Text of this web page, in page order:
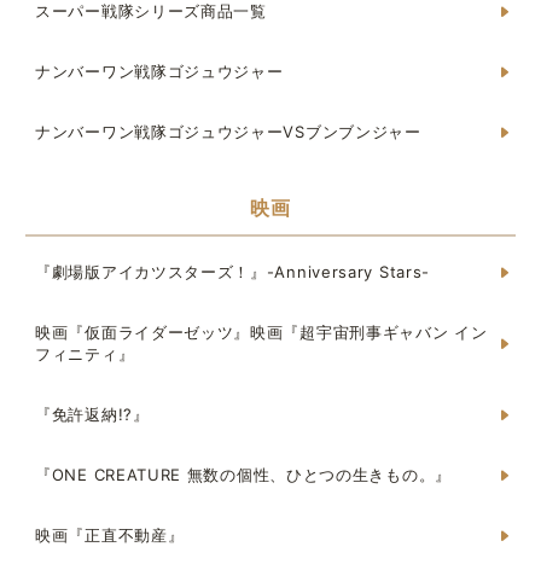
スーパー戦隊シリーズ商品一覧
ナンバーワン戦隊ゴジュウジャー
ナンバーワン戦隊ゴジュウジャーVSブンブンジャー
映画
『劇場版アイカツスターズ！』-Anniversary Stars-
映画『仮面ライダーゼッツ』映画『超宇宙刑事ギャバン イン
フィニティ』
『免許返納!?』
『ONE CREATURE 無数の個性、ひとつの生きもの。』
映画『正直不動産』